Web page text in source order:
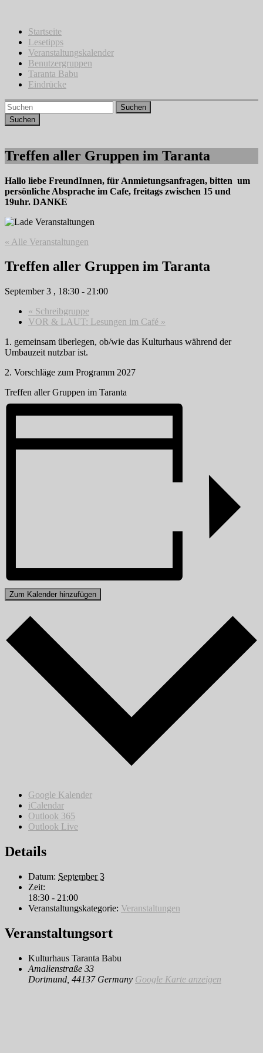
springenStartseite
Lesetipps
Veranstaltungskalender
Benutzergruppen
Taranta Babu
Eindrücke
Suchen
Treffen aller Gruppen im Taranta
Hallo liebe FreundInnen, für Anmietungsanfragen, bitten um
persönliche Absprache im Cafe, freitags zwischen 15 und
19uhr. DANKE
« Alle Veranstaltungen
Treffen aller Gruppen im Taranta
September 3 , 18:30 - 21:00
« Schreibgruppe
VOR & LAUT: Lesungen im Café »
1. gemeinsam überlegen, ob/wie das Kulturhaus während der
Umbauzeit nutzbar ist.
2. Vorschläge zum Programm 2027
Treffen aller Gruppen im Taranta
Zum Kalender hinzufügen
Google Kalender
iCalendar
Outlook 365
Outlook Live
Details
Datum: September 3
Zeit:
18:30 - 21:00
Veranstaltungskategorie: Veranstaltungen
Veranstaltungsort
Kulturhaus Taranta Babu
Amalienstraße 33
Dortmund 44137 Germany Google Karte anzeigen